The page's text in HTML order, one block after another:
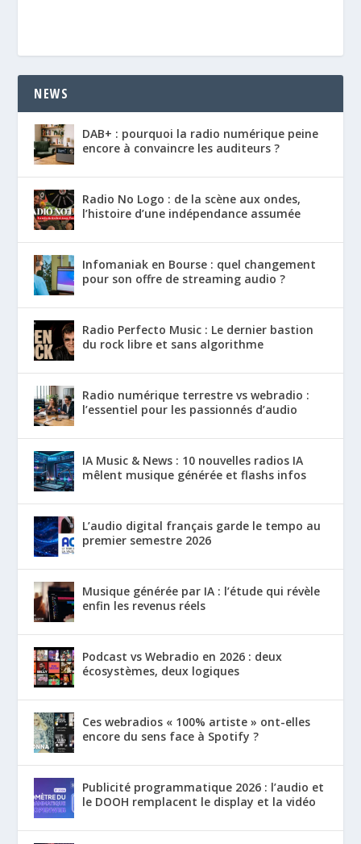
NEWS
DAB+ : pourquoi la radio numérique peine
encore à convaincre les auditeurs ?
Radio No Logo : de la scène aux ondes,
l’histoire d’une indépendance assumée
Infomaniak en Bourse : quel changement
pour son offre de streaming audio ?
Radio Perfecto Music : Le dernier bastion
du rock libre et sans algorithme
Radio numérique terrestre vs webradio :
l’essentiel pour les passionnés d’audio
IA Music & News : 10 nouvelles radios IA
mêlent musique générée et flashs infos
L’audio digital français garde le tempo au
premier semestre 2026
Musique générée par IA : l’étude qui révèle
enfin les revenus réels
Podcast vs Webradio en 2026 : deux
écosystèmes, deux logiques
Ces webradios « 100% artiste » ont-elles
encore du sens face à Spotify ?
Publicité programmatique 2026 : l’audio et
le DOOH remplacent le display et la vidéo